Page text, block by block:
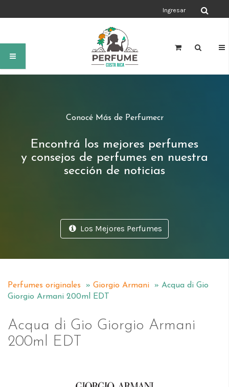
Ingresar
Conocé Más de Perfumecr
Encontrá los mejores perfumes
y consejos de perfumes en nuestra
sección de noticias
Los Mejores Perfumes
Perfumes originales » Giorgio Armani
» Acqua di Gio
Giorgio Armani 200ml EDT
Acqua di Gio Giorgio Armani
200ml EDT